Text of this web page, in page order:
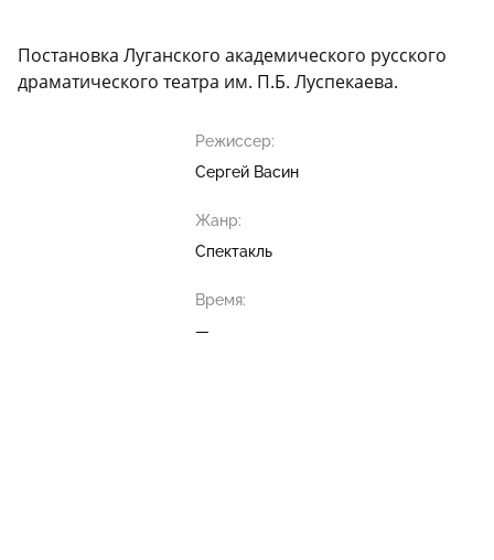
Постановка Луганского академического русского
драматического театра им. П.Б. Луспекаева.
Режиссер:
Сергей Васин
Жанр:
Спектакль
Время:
—